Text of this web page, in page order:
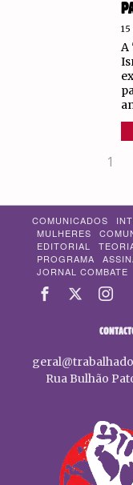
A
1
COMUNICADOS
MULHERES
EDITORIAL
PROGRAMA
JORNAL COMBATE
Rua Bulhão